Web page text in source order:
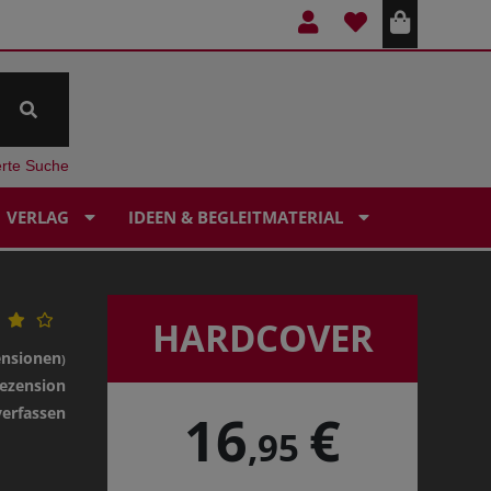
Suche
VERLAG IDEEN & BEGLEITMATERIAL
) HARDCOVER
16,95 €